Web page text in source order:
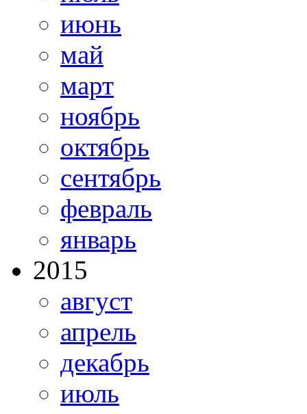
июнь
май
март
ноябрь
октябрь
сентябрь
февраль
январь
2015
август
апрель
декабрь
июль